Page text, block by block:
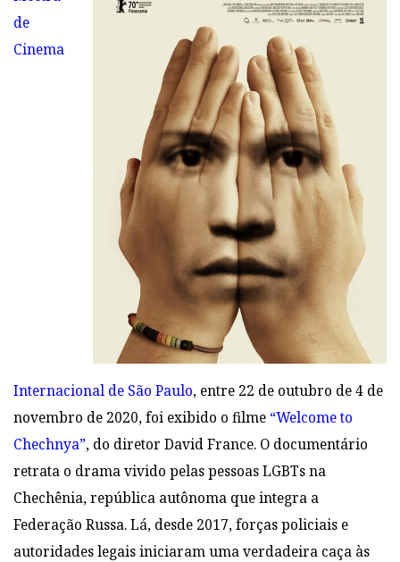
de
Cinema
Internacional de São Paulo, entre 22 de outubro de 4 de
novembro de 2020, foi exibido o filme “Welcome to
Chechnya”, do diretor David France. O documentário
retrata o drama vivido pelas pessoasLGBTs na
Chechênia, república autônoma que integra a
Federação Russa. Lá, desde 2017, forças policiais e
autoridades legais iniciaram uma verdadeira caça às